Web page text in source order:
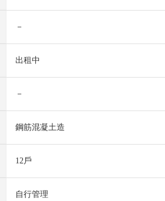
－
出租中
－
鋼筋混凝土造
12戶
自行管理